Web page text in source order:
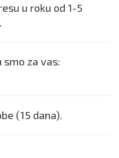
u roku od 1-5
za vas:
(15 dana).